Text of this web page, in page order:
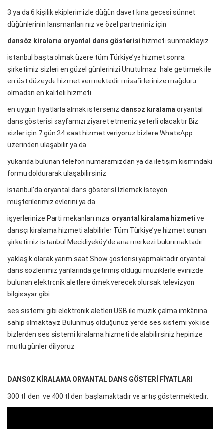
3 ya da 6 kişilik ekiplerimizle düğün davet kına gecesi sünnet
düğünlerinin lansmanları nız ve özel partneriniz için
dansöz kiralama oryantal dans gösterisi hizmeti sunmaktayız
istanbul başta olmak üzere tüm Türkiye’ye hizmet sonra
şirketimiz sizleri en güzel günlerinizi Unutulmaz hale getirmek ile
en üst düzeyde hizmet vermektedir misafirlerinize mağduru
olmadan en kaliteli hizmeti
en uygun fiyatlarla almak isterseniz dansöz kiralamaoryantal
dans gösterisi sayfamızı ziyaret etmeniz yeterli olacaktır Biz
sizler için 7 gün 24 saat hizmet veriyoruz bizlere WhatsApp
üzerinden ulaşabilir ya da
yukarıda bulunan telefon numaramızdan ya da iletişim kısmındaki
formu doldurarak ulaşabilirsiniz
istanbul’da oryantal dans gösterisi izlemek isteyen
müşterilerimiz evlerini ya da
işyerlerinize Parti mekanları nıza oryantal kiralama hizmeti ve
dansçı kiralama hizmeti alabilirler Tüm Türkiye’ye hizmet sunan
şirketimiz istanbul Mecidiyeköy’de ana merkezi bulunmaktadır
yaklaşık olarak yarım saat Show gösterisi yapmaktadır oryantal
dans sözlerimiz yanlarında getirmiş olduğu müziklerle evinizde
bulunan elektronik aletlere örnek verecek olursak televizyon
bilgisayar gibi
ses sistemi gibi elektronik aletleri USB ile müzik çalma imkânına
sahip olmaktayız Bulunmuş olduğunuz yerde ses sistemi yok ise
bizlerden ses sistemi kiralama hizmeti de alabilirsiniz hepinize
mutlu günler diliyoruz
DANSOZ KİRALAMA ORYANTAL DANS GÖSTERİ FİYATLARI
300 tl den ve 400 tl den başlamaktadır ve artış göstermektedir.